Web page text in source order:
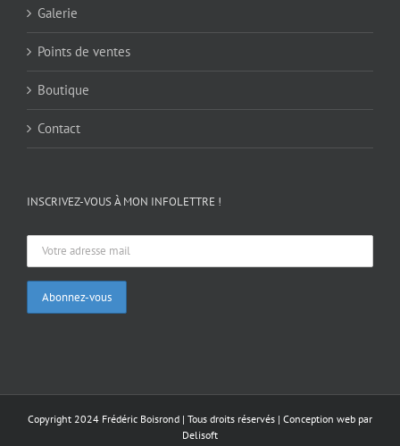
Galerie
Points de ventes
Boutique
Contact
INSCRIVEZ-VOUS À MON INFOLETTRE !
Copyright 2024 Frédéric Boisrond | Tous droits réservés | Conception web par
Delisoft